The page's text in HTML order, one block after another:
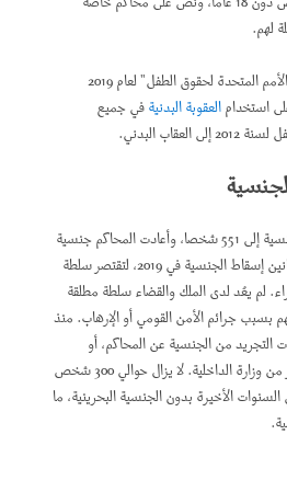
لهم.
لم تنفّذ البحرين توصية "لجنة الأمم المتحدة لحقوق الطفل" لعام 2019
استخدامالعقوبة البدنيةفي جميع
البدني.
في 2019، أعاد الملك حمد الجنسية إلى 551 شخصا، وأعادت المحاكم جنسية
147 آخرين. عدلت البحرين قوانين إسقاط الجنسية في 2019، لتقتصر سلطة
لم يعُد لدى الملك والقضاء سلطة مطلقة
بسبب جرائم الأمن القومي أو الإرهاب. منذ
التجريد من الجنسية عن المحاكم، أو
بموجب مرسوم ملكي، أو بأمر من وزارة الداخلية. لا يزال حوالي 300 شخص
الأخيرة بدون الجنسية البحرينية، ما